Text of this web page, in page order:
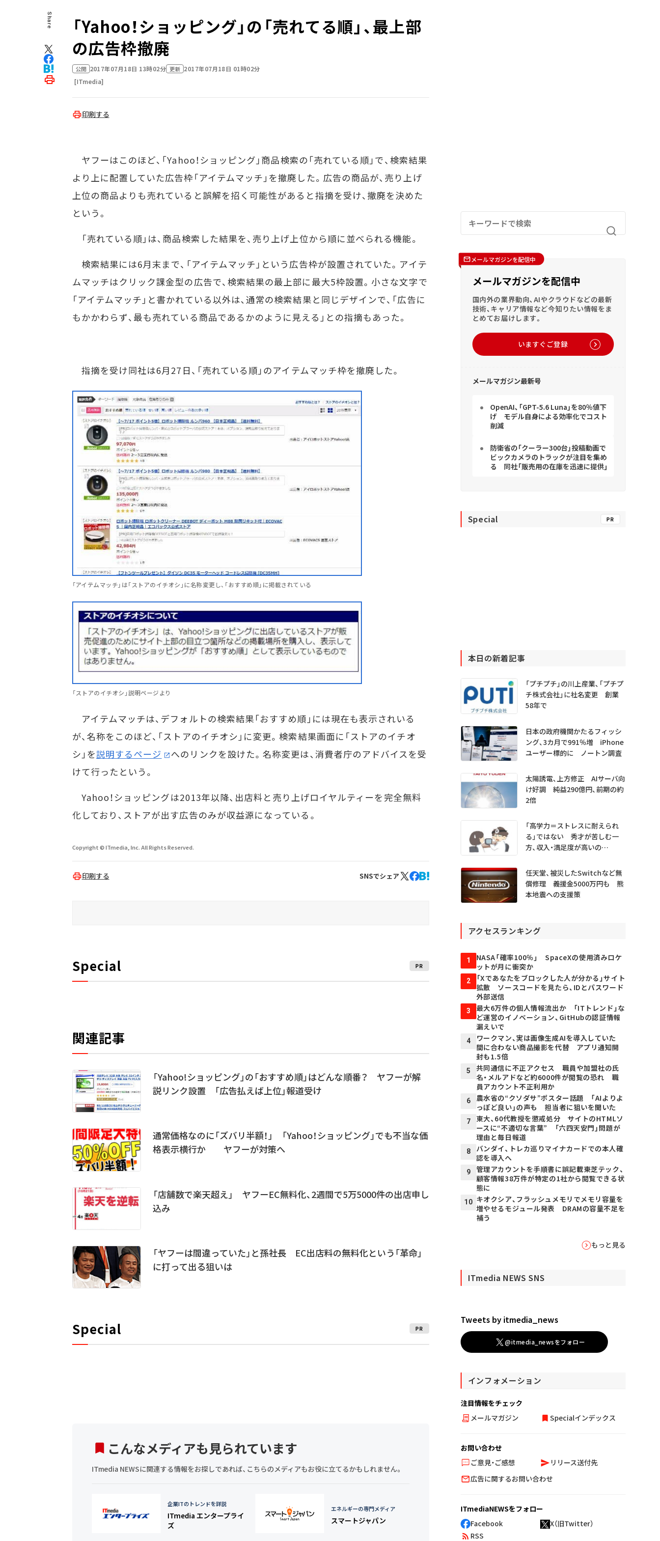
Share
「Yahoo！ショッピング」の「売れてる順」、最上部
の広告枠撤廃
公開 2017年07月18日 13時02分 更新 2017年07月18日 01時02分
[ITmedia]
印刷する
ヤフーはこのほど、「Yahoo！ショッピング」商品検索の「売れている順」で、検索結果
より上に配置していた広告枠「アイテムマッチ」を撤廃した。広告の商品が、売り上げ
上位の商品よりも売れていると誤解を招く可能性があると指摘を受け、撤廃を決めた
という。
「売れている順」は、商品検索した結果を、売り上げ上位から順に並べられる機能。
検索結果には6月末まで、「アイテムマッチ」という広告枠が設置されていた。アイテ
ムマッチはクリック課金型の広告で、検索結果の最上部に最大5枠設置。小さな文字で
「アイテムマッチ」と書かれている以外は、通常の検索結果と同じデザインで、「広告に
もかかわらず、最も売れている商品であるかのように見える」との指摘もあった。
指摘を受け同社は6月27日、「売れている順」のアイテムマッチ枠を撤廃した。
「アイテムマッチ」は「ストアのイチオシ」に名称変更し、「おすすめ順」に掲載されている
「ストアのイチオシ」説明ページより
アイテムマッチは、デフォルトの検索結果「おすすめ順」には現在も表示されいる
が、名称をこのほど、「ストアのイチオシ」に変更。検索結果画面に「ストアのイチオ
シ」を説明するページ
へのリンクを設けた。名称変更は、消費者庁のアドバイスを受
けて行ったという。
Yahoo！ショッピングは2013年以降、出店料と売り上げロイヤルティーを完全無料
化しており、ストアが出す広告のみが収益源になっている。
Copyright © ITmedia, Inc. All Rights Reserved.
印刷する SNSでシェア
Special PR
関連記事
「Yahoo!ショッピング」の「おすすめ順」はどんな順番？ ヤフーが解
説リンク設置 「広告払えば上位」報道受け
通常価格なのに「ズバリ半額！」 「Yahoo！ショッピング」でも不当な価
格表示横行か ヤフーが対策へ
「店舗数で楽天超え」 ヤフーEC無料化、2週間で5万5000件の出店申し
込み
「ヤフーは間違っていた」と孫社長 EC出店料の無料化という「革命」
に打って出る狙いは
Special PR
こんなメディアも見られています
ITmedia NEWSに関連する情報をお探しであれば、こちらのメディアもお役に立てるかもしれません。
企業ITのトレンドを詳説
ITmedia エンタープライ
ズ
エネルギーの専門メディア
スマートジャパン
メールマガジンを配信中
メールマガジンを配信中
国内外の業界動向、AIやクラウドなどの最新
技術、キャリア情報など今知りたい情報をま
とめてお届けします。
いますぐご登録
メールマガジン最新号
OpenAI、「GPT-5.6 Luna」を80％値下
げ モデル自身による効率化でコスト
削減
防衛省の「クーラー300台」投稿動画で
ビックカメラのトラックが注目を集め
る 同社「販売用の在庫を迅速に提供」
Special PR
本日の新着記事
「プチプチ」の川上産業、「プチプ
チ株式会社」に社名変更 創業
58年で
日本の政府機関かたるフィッシ
ング、3カ月で991％増 iPhone
ユーザー標的に ノートン調査
太陽誘電、上方修正 AIサーバ向
け好調 純益290億円、前期の約
2倍
「高学力＝ストレスに耐えられ
る」ではない 秀才が苦しむ一
方、収入・満足度が高いの
を分析
任天堂、被災したSwitchなど無
償修理 義援金5000万円も 熊
本地震への支援策
アクセスランキング
1
NASA「確率100％」 SpaceXの使用済みロケ
ットが月に衝突か
2
「Xであなたをブロックした人が分かる」サイト
拡散 ソースコードを見たら、IDとパスワード
外部送信
3
最大6万件の個人情報流出か 「ITトレンド」な
ど運営のイノベーション、GitHubの認証情報
漏えいで
4
ワークマン、実は画像生成AIを導入していた
間に合わない商品撮影を代替 アプリ通知開
封も1.5倍
5
共同通信に不正アクセス 職員や加盟社の氏
名・メルアドなど約6000件が閲覧の恐れ 職
員アカウント不正利用か
6
農水省の“クソダサ”ポスター話題 「AIよりよ
っぽど良い」の声も 担当者に狙いを聞いた
7
東大、60代教授を懲戒処分 サイトのHTMLソ
ースに“不適切な言葉” 「六四天安門」問題が
理由と毎日報道
8
バンダイ、トレカ巡りマイナカードでの本人確
認を導入へ
9
管理アカウントを手順書に誤記載――東芝テック、
顧客情報38万件が特定の1社から閲覧できる状
態に
10 キオクシア、フラッシュメモリでメモリ容量を
増やせるモジュール発表 DRAMの容量不足を
補う
もっと見る
ITmedia NEWS SNS
Tweets by itmedia_news
@itmedia_newsをフォロー
インフォメーション
注目情報をチェック
メールマガジン
Specialインデックス
お問い合わせ
ご意見・ご感想
リリース送付先
広告に関するお問い合わせ
ITmediaNEWSをフォロー
Facebook
X（旧Twitter）
RSS